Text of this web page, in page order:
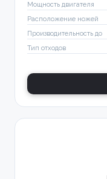
Мощность двигателя
Расположение ножей
Производительность до
Тип отходов